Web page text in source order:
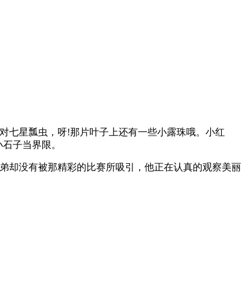
星瓢虫，呀!那片叶子上还有一些小露珠哦。小红
子当界限。
没有被那精彩的比赛所吸引，他正在认真的观察美丽